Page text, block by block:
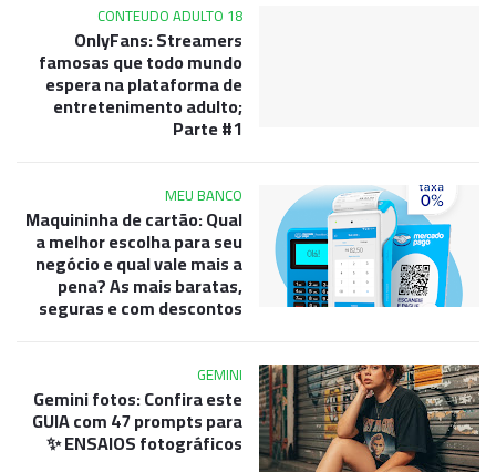
CONTEUDO ADULTO 18
OnlyFans: Streamers
famosas que todo mundo
espera na plataforma de
entretenimento adulto;
Parte #1
MEU BANCO
Maquininha de cartão: Qual
a melhor escolha para seu
negócio e qual vale mais a
pena? As mais baratas,
seguras e com descontos
GEMINI
Gemini fotos: Confira este
GUIA com 47 prompts para
ENSAIOS fotográficos ✨